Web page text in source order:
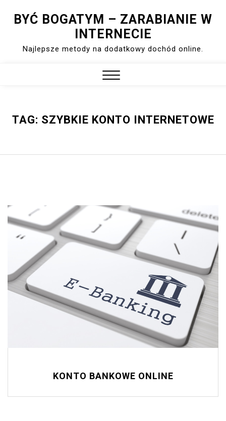
BYĆ BOGATYM – ZARABIANIE W
INTERNECIE
Najlepsze metody na dodatkowy dochód online.
TAG: SZYBKIE KONTO INTERNETOWE
KONTO BANKOWE ONLINE